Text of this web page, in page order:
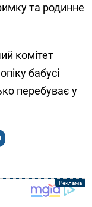
та родинне
комітет
бабусі
перебуває у